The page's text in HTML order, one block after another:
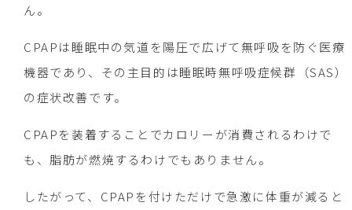
ん。
CPAPは睡眠中の気道を陽圧で広げて無呼吸を防ぐ医療
機器であり、その主目的は睡眠時無呼吸症候群（SAS）
の症状改善です。
CPAPを装着することでカロリーが消費されるわけで
も、脂肪が燃焼するわけでもありません。
したがって、CPAPを付けただけで急激に体重が減ると